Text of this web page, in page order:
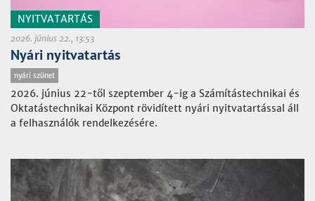
NYITVATARTÁS
2026. június 22., 13:53
Nyári nyitvatartás
nyári szünet
2026. június 22-től szeptember 4-ig a Számítástechnikai és
Oktatástechnikai Központ rövidített nyári nyitvatartással áll
a felhasználók rendelkezésére.